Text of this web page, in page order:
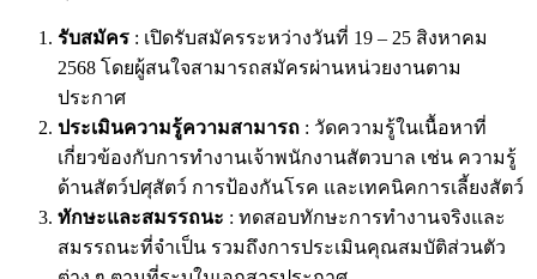
รับสมัคร : เปิดรับสมัครระหว่างวันที่ 19 – 25 สิงหาคม
2568 โดยผู้สนใจสามารถสมัครผ่านหน่วยงานตาม
ประกาศ
ประเมินความรู้ความสามารถ : วัดความรู้ในเนื้อหาที่
เกี่ยวข้องกับการทำงานเจ้าพนักงานสัตวบาล เช่น ความรู้
ด้านสัตว์ปศุสัตว์ การป้องกันโรค และเทคนิคการเลี้ยงสัตว์
ทักษะและสมรรถนะ : ทดสอบทักษะการทำงานจริงและ
สมรรถนะที่จำเป็น รวมถึงการประเมินคุณสมบัติส่วนตัว